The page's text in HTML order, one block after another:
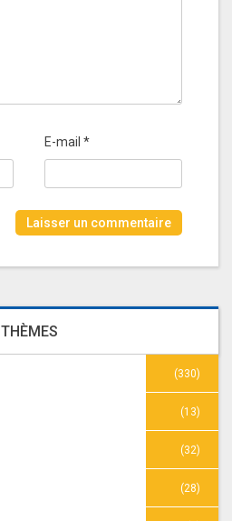
E-mail *
THÈMES
(330)
(13)
(32)
(28)